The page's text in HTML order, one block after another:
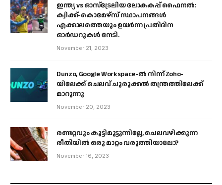
ഇന്ത്യ vs ഓസ്‌ട്രേലിയ ലോകകപ്പ് ഫൈനൽ:
ക്വിക്ക്-കൊമേഴ്‌സ് സ്ഥാപനങ്ങൾ
എക്കാലത്തെയും ഉയർന്ന പ്രതിദിന
ഓർഡറുകൾ നേടി.
November 21, 2023
Dunzo, Google Workspace-ൽ നിന്ന് Zoho-
യിലേക്ക് ചെലവ് ചുരുക്കൽ തന്ത്രത്തിലേക്ക്
മാറുന്നു
November 20, 2023
രണ്ടറ്റവും കൂട്ടിമുട്ടുന്നില്ലേ, ചെലവഴിക്കുന്ന
രീതിയിൽ ഒരു മാറ്റം വരുത്തിയാലോ?
November 16, 2023